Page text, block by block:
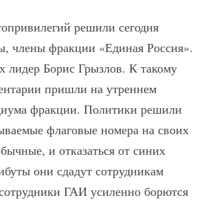
решили сегодня
члены фракции «Единая Россия».
лидер Борис Грызлов. К такому
пришли на утреннем
фракции. Политики решили
флаговые номера на своих
и отказаться от синих
они сдадут сотрудникам
ГАИ усиленно борются